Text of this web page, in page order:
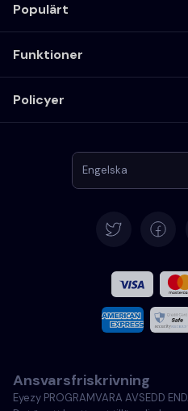
Populärt
Funktioner
Policyer
Engelska
Français
Italiano
Portugisiska
Ansvarsfriskrivning
Eyezy PROGRAMVARA AVSEDD